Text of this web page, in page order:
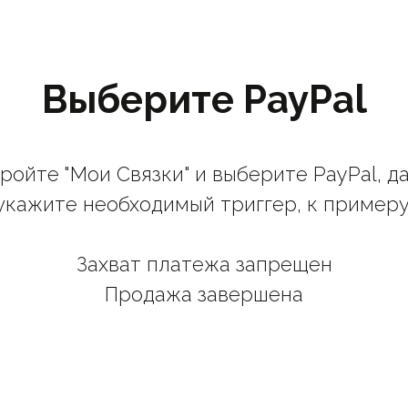
Выберите PayPal
"Мои Связки" и выберите PayPal,
необходимый триггер, к
Захват платежа запрещен
Продажа завершена